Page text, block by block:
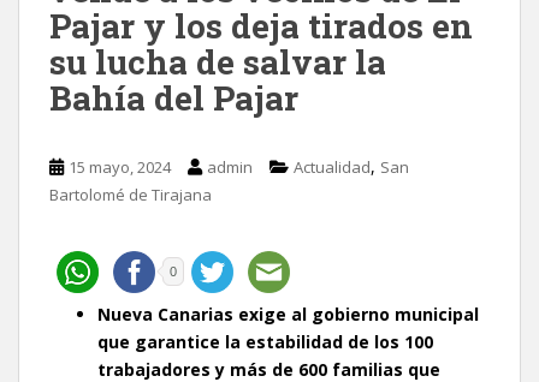
Pajar y los deja tirados en
su lucha de salvar la
Bahía del Pajar
15 mayo, 2024 admin Actualidad, San
Bartolomé de Tirajana
0
Nueva Canarias exige al gobierno municipal
que garantice la estabilidad de los 100
trabajadores y más de 600 familias que